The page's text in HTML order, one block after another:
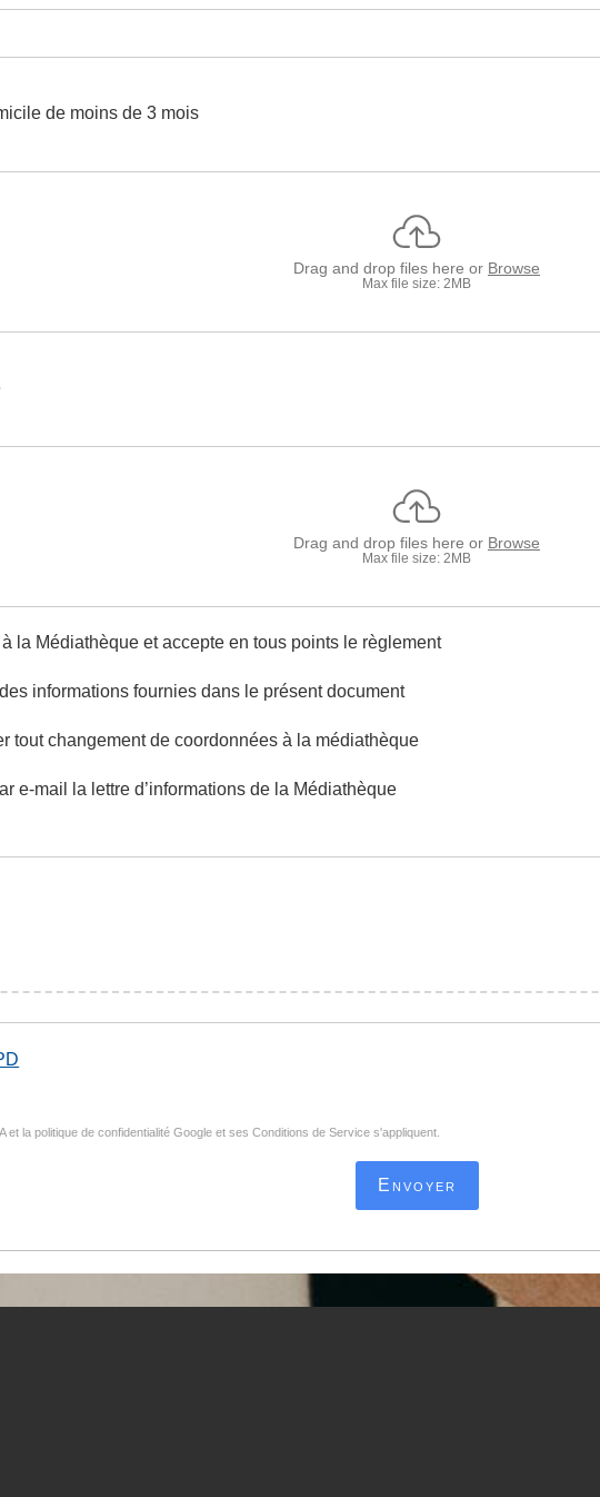
de moins de 3 mois
Drag and drop files here or Browse
Max file size: 2MB
Drag and drop files here or Browse
Max file size: 2MB
la Médiathèque et accepte en tous points le règlement
informations fournies dans le présent document
tout changement de coordonnées à la médiathèque
e-mail la lettre d’informations de la Médiathèque
et la politique de confidentialitéGoogle etses Conditions de Service s'appliquent.
Envoyer